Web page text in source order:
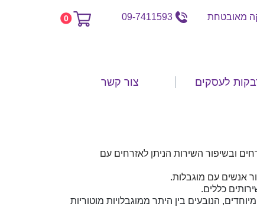
מאובטחת 09-7411593
0
לעסקים צור קשר
ובשיפור השירות הניתן לאזרחים עם
אנשים עם מוגבלות.
הנובעים בין היתר ממוגבלויות מוטוריות